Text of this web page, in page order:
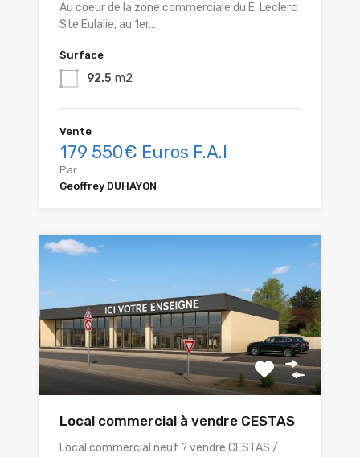
Au coeur de la zone commerciale du E. Leclerc
Ste Eulalie, au 1er…
Surface
92.5 m2
Vente
179 550€ Euros F.A.I
Par
Geoffrey DUHAYON
Local commercial à vendre CESTAS
Local commercial neuf ? vendre CESTAS /